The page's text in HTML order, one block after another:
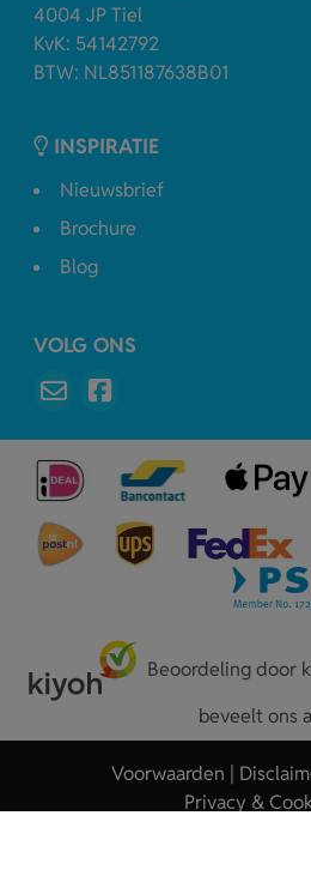
4004 JP Tiel
KvK: 54142792
BTW: NL851187638B01
INSPIRATIE
Nieuwsbrief
Brochure
Blog
VOLG ONS
Beoordeling door
beveelt ons
Voorwaarden
Privacy &